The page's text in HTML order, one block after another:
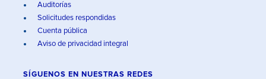
Auditorías
Solicitudes respondidas
Cuenta pública
Aviso de privacidad integral
SÍGUENOS EN NUESTRAS REDES